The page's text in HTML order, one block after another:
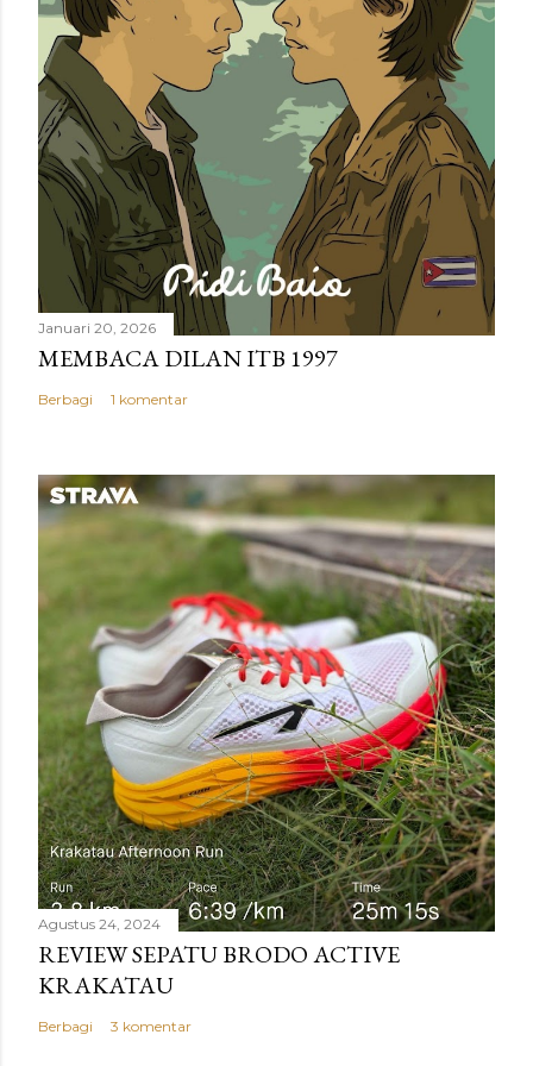
a
Januari 20, 2026
MEMBACA DILAN ITB 1997
Berbagi 1 komentar
Agustus 24, 2024
REVIEW SEPATU BRODO ACTIVE
KRAKATAU
Berbagi 3 komentar